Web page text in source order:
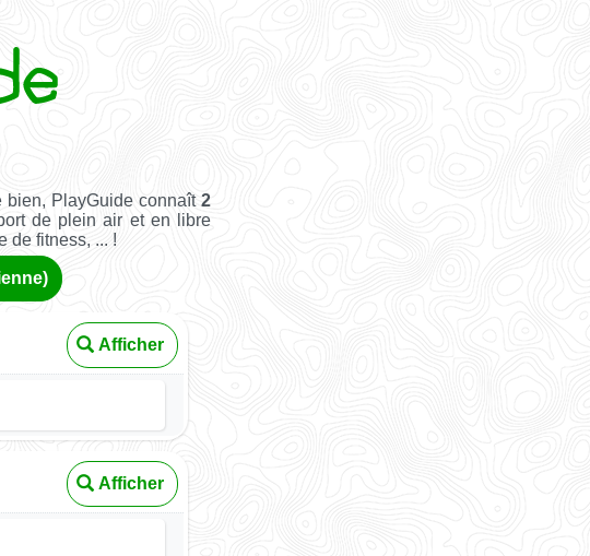
bien, PlayGuide connaît 2
de plein air et en libre
de fitness, ... !
Afficher
Afficher